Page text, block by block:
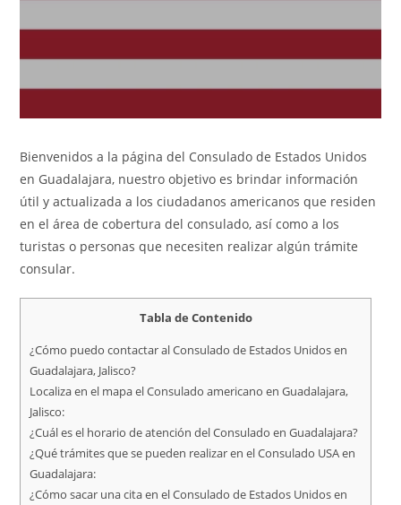
Bienvenidos a la página del Consulado de Estados Unidos
en Guadalajara, nuestro objetivo es brindar información
útil y actualizada a los ciudadanos americanos que residen
en el área de cobertura del consulado, así como a los
turistas o personas que necesiten realizar algún trámite
consular.
Tabla de Contenido
¿Cómo puedo contactar al Consulado de Estados Unidos en
Guadalajara, Jalisco?
Localiza en el mapa el Consulado americano en Guadalajara,
Jalisco:
¿Cuál es el horario de atención del Consulado en Guadalajara?
¿Qué trámites que se pueden realizar en el Consulado USA en
Guadalajara:
¿Cómo sacar una cita en el Consulado de Estados Unidos en